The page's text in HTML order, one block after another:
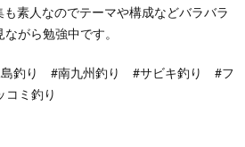
素人なのでテーマや構成などバラバラ
がら勉強中です。
釣り #南九州釣り #サビキ釣り #フ
ミ釣り